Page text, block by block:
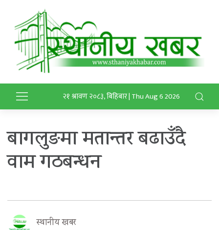
२१ श्रावण २०८३, बिहिबार | Thu Aug 6 2026
बागलुङमा मतान्तर बढाउँदै
वाम गठबन्धन
स्थानीय खबर